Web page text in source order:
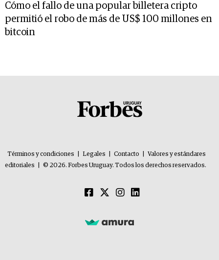
Cómo el fallo de una popular billetera cripto
permitió el robo de más de US$ 100 millones en
bitcoin
Términos y condiciones Legales Contacto
Valores y estándares
editoriales
© 2026. Forbes Uruguay. Todos los derechos reservados.